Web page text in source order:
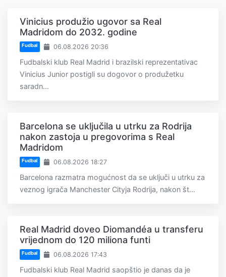
Vinicius produžio ugovor sa Real
Madridom do 2032. godine
Fudbal 06.08.2026 20:36
Fudbalski klub Real Madrid i brazilski reprezentativac
Vinicius Junior postigli su dogovor o produžetku
saradn...
Barcelona se uključila u utrku za Rodrija
nakon zastoja u pregovorima s Real
Madridom
Fudbal 06.08.2026 18:27
Barcelona razmatra mogućnost da se uključi u utrku za
veznog igrača Manchester Cityja Rodrija, nakon št...
Real Madrid doveo Diomandéa u transferu
vrijednom do 120 miliona funti
Fudbal 06.08.2026 17:43
Fudbalski klub Real Madrid saopštio je danas da je